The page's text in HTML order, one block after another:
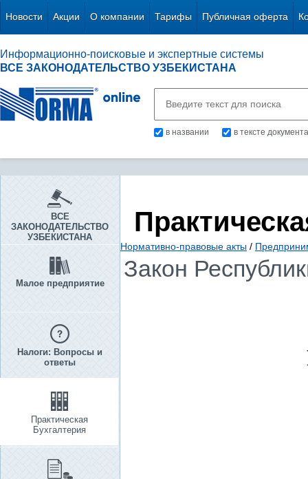
Новости Акции О компании Тарифы Публичная оферта
Информационно-поисковые и экспертные системы
ВСЕ ЗАКОНОДАТЕЛЬСТВО УЗБЕКИСТАНА
в названии в тексте документа
ВСЕ
ЗАКОНОДАТЕЛЬСТВО
УЗБЕКИСТАНА
Малое предприятие
Налоги: Вопросы и
ответы
Практическая
Бухгалтерия
Нормативно-правовые акты /
Закон